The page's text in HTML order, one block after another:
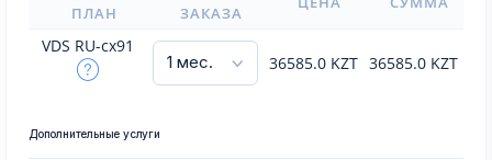
ПЛАН
ЗАКАЗА
VDS RU-cx91
36585.0 KZT 36585.0 KZT
Дополнительные услуги